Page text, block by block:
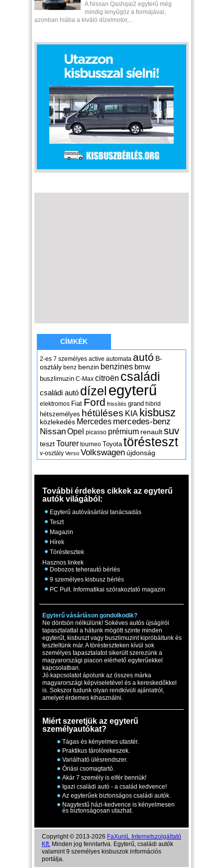
A Nissan Qashqai2 egyterű még
mindig lenyűgöz a formájával,
azonban hiába a kiváló dízelmotor,...
CÍMKÉK
2-es 7 személyes active automata autó B-
osztály benz benzin benzines bmw
buszlimuzin C-Max citroën családi
családi autó dízel egyterű
elektromos Fiat Ford frissítés grand hibrid
hétszemélyes hétüléses KIA kisbusz
közlekedés Mercedes mercedes-benz
NissanOpel picasso prémium renaultsuv
tesztTourer tourneo Toyota törésteszt
v-osztály Verso Volkswagen újdonság
További érdekes cikkek az egyterű
autók világából:
Egyterű autóvásárlási tanácsadás
Teszt
Magazin
Hírek
Töréstesztek
Hasznos linkek
Dobozos teherautó bérlés
9 személyes kisbusz bérlés
PC Pult. Informatikai szórakoztató magazin
Egyterű vásárláson gondolkodik?
Ne döntsön nélkülünk! Sokéves autós újságírói
tapasztalattal a hátunk mögött szinte minden
egyterűt, kisbuszt vagy buszlimuzint kipróbáltunk és
teszteltünk már. A törésteszteken kívül sok
személyes tapasztalatot sikerült szerezünk a
magyarországi piacon elérhető egyterűekkel
kapcsolatban.
Jó kapcsolatot ápolunk az összes márka
magyarországi képviseletével és a kereskedőkkel
is. Sokszor tudunk olyan rendkívüli ajánlatról,
amelyet érdemes kihasználni.
Miért szeretjük az egyterű
személyautókat?
Tágas és kényelmes utastér.
Praktikus tárolórekeszek.
Variálható ülésrendszer.
Óriási csomagtartó.
Akár 7 személy is elfér bennük!
Igazi családi autó - a család kedvence!
Az egyterűek biztonságos családi autók.
Nagytestű házi-kedvence is kényelmesen
és biztonságosan utazhat.
Copyright © 2013-2026 FaXuniL Internetszolgáltató
Kft. Minden jog fenntartva. Egyterű, családi autók
valamint 9 személyes kisbuszok információs
portálja.